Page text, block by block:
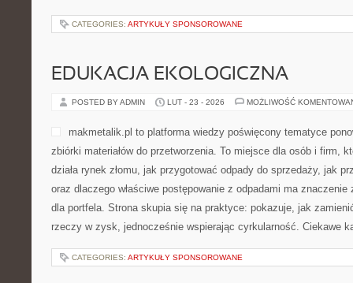
CATEGORIES: ARTYKUŁY SPONSOROWANE
EDUKACJA EKOLOGICZNA
POSTED BY ADMIN LUT - 23 - 2026 MOŻLIWOŚĆ
makmetalik.pl to platforma wiedzy poświęcony tematyce
zbiórki materiałów do przetworzenia. To miejsce dla osób i firm,
działa rynek złomu, jak przygotować odpady do sprzedaży, jak
oraz dlaczego właściwe postępowanie z odpadami ma
dla portfela. Strona skupia się na praktyce: pokazuje, jak
rzeczy w zysk, jednocześnie wspierając cyrkularność. Ciekawe
CATEGORIES: ARTYKUŁY SPONSOROWANE